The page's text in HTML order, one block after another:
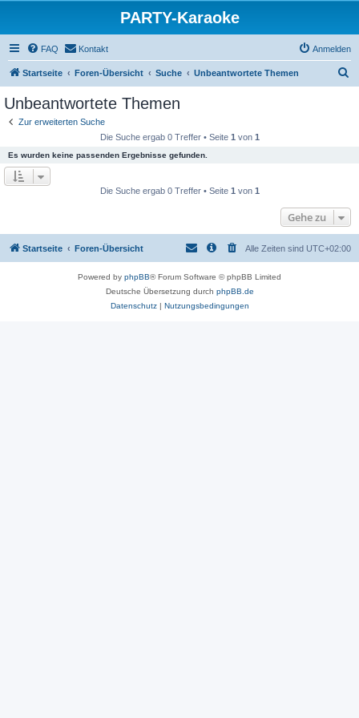
PARTY-Karaoke
FAQ Kontakt Anmelden
Startseite Foren-Übersicht Suche Unbeantwortete Themen
Unbeantwortete Themen
Zur erweiterten Suche
Die Suche ergab 0 Treffer • Seite 1 von 1
Es wurden keine passenden Ergebnisse gefunden.
Die Suche ergab 0 Treffer • Seite 1 von 1
Gehe zu
Startseite Foren-Übersicht Alle Zeiten sind UTC+02:00
Powered by phpBB® Forum Software © phpBB Limited
Deutsche Übersetzung durch phpBB.de
Datenschutz| Nutzungsbedingungen